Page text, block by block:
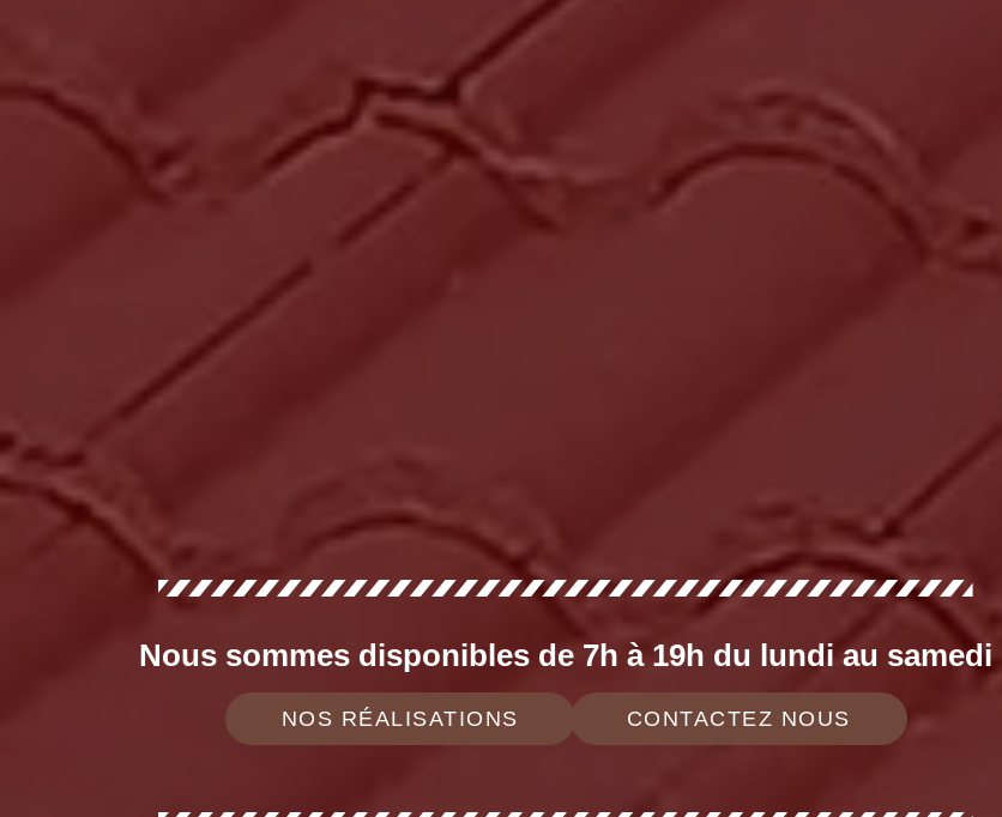
Nous sommes disponibles de 7h à 19h du lundi au samedi
NOS RÉALISATIONS CONTACTEZ NOUS